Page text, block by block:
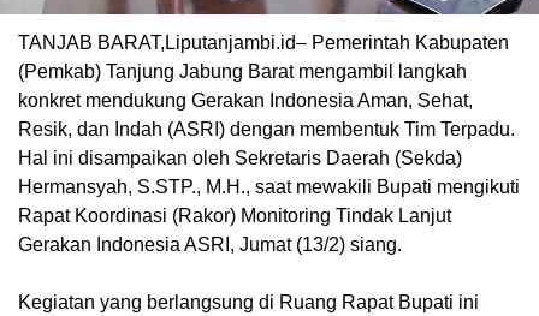
TANJAB BARAT,Liputanjambi.id– Pemerintah Kabupaten
(Pemkab) Tanjung Jabung Barat mengambil langkah
konkret mendukung Gerakan Indonesia Aman, Sehat,
Resik, dan Indah (ASRI) dengan membentuk Tim Terpadu.
Hal ini disampaikan oleh Sekretaris Daerah (Sekda)
Hermansyah, S.STP., M.H., saat mewakili Bupati mengikuti
Rapat Koordinasi (Rakor) Monitoring Tindak Lanjut
Gerakan Indonesia ASRI, Jumat (13/2) siang.
Kegiatan yang berlangsung di Ruang Rapat Bupati ini